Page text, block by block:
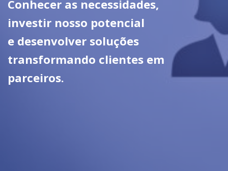
Conhecer as necessidades,
investir nosso potencial
e desenvolver soluções
transformando clientes em
parceiros.